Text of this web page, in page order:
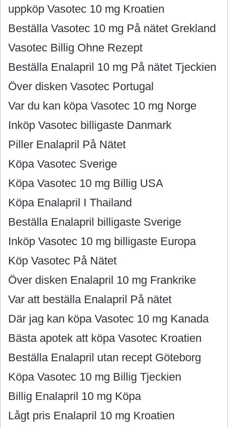
uppköp Vasotec 10 mg Kroatien
Beställa Vasotec 10 mg På nätet Grekland
Vasotec Billig Ohne Rezept
Beställa Enalapril 10 mg På nätet Tjeckien
Över disken Vasotec Portugal
Var du kan köpa Vasotec 10 mg Norge
Inköp Vasotec billigaste Danmark
Piller Enalapril På Nätet
Köpa Vasotec Sverige
Köpa Vasotec 10 mg Billig USA
Köpa Enalapril I Thailand
Beställa Enalapril billigaste Sverige
Inköp Vasotec 10 mg billigaste Europa
Köp Vasotec På Nätet
Över disken Enalapril 10 mg Frankrike
Var att beställa Enalapril På nätet
Där jag kan köpa Vasotec 10 mg Kanada
Bästa apotek att köpa Vasotec Kroatien
Beställa Enalapril utan recept Göteborg
Köpa Vasotec 10 mg Billig Tjeckien
Billig Enalapril 10 mg Köpa
Lågt pris Enalapril 10 mg Kroatien